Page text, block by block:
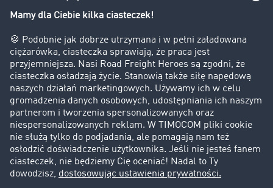
Firma
Historie sukcesu
Klienci pozyskują nowych klientów
Informacje prawne
Impressum
OWU